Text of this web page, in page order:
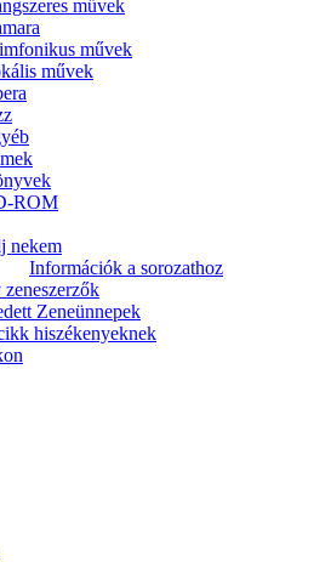
művek
művek
művek
ROM
nekem
Információk a sorozathoz
Zeneünnepek
hiszékenyeknek